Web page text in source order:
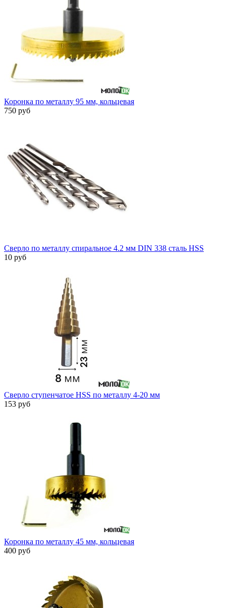
Коронка по металлу 95 мм, кольцевая
750 руб
Сверло по металлу спиральное 4.2 мм DIN 338 сталь HSS
10 руб
Сверло ступенчатое HSS по металлу 4-20 мм
153 руб
Коронка по металлу 45 мм, кольцевая
400 руб